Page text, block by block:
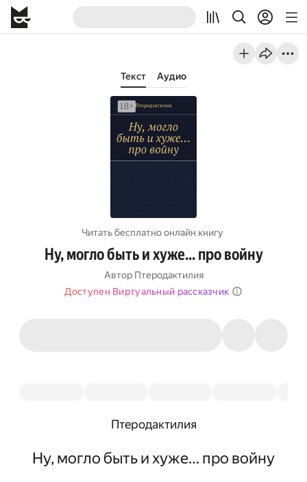
Текст Аудио
Читать бесплатно онлайн книгу
Ну, могло быть и хуже… про войну
Автор Птеродактилия
Доступен Виртуальный рассказчик
Птеродактилия
Ну, могло быть и хуже… про войну